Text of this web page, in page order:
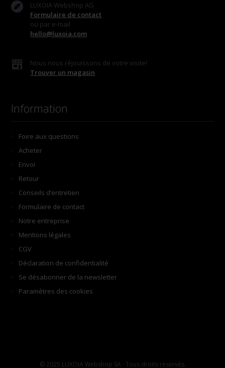
LUXOIA Webshop AG
Formulaire de contact
ou par e-mail
hello@luxoia.com
Nous nous réjouissons de votre visite!
Trouver un magasin
Information
Foire aux questions
Acheter
Envoi
Retour
Conseils d’entretien
Formulaire de contact
Notre entreprise
Mentions légales
CGV
Déclaration de confidentialité
Se désabonner de la newsletter
Paramètres des cookies
© 2025 LUXOIA Webshop SA · Tous droits réservés.